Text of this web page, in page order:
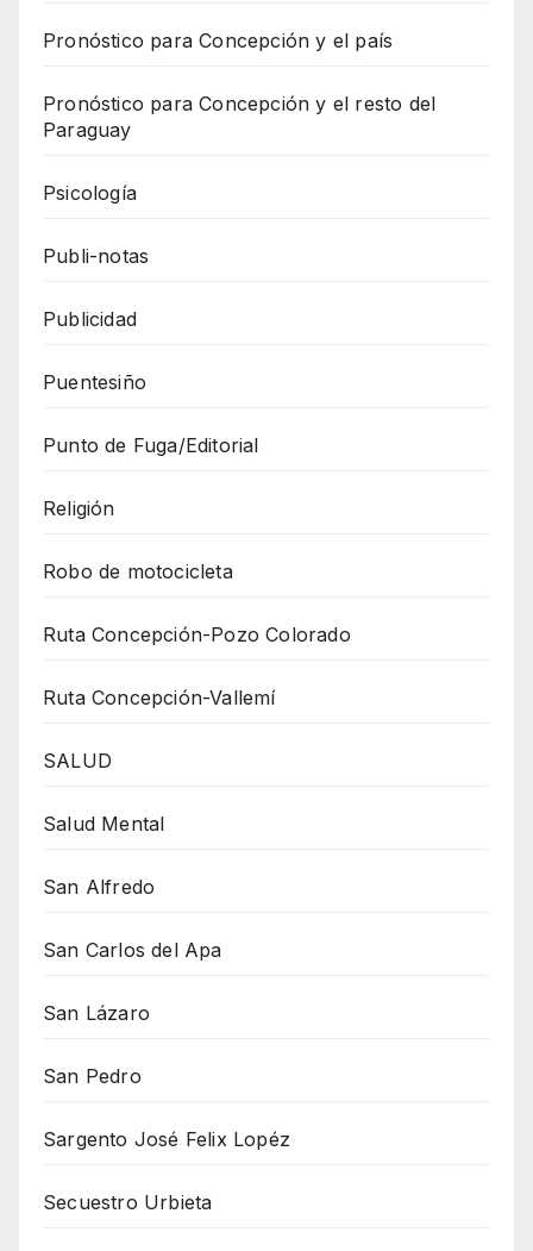
Pronóstico para Concepción y el país
Pronóstico para Concepción y el resto del
Paraguay
Psicología
Publi-notas
Publicidad
Puentesiño
Punto de Fuga/Editorial
Religión
Robo de motocicleta
Ruta Concepción-Pozo Colorado
Ruta Concepción-Vallemí
SALUD
Salud Mental
San Alfredo
San Carlos del Apa
San Lázaro
San Pedro
Sargento José Felix Lopéz
Secuestro Urbieta